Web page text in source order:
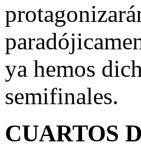
ya hemos
semifinales.
CUARTOS